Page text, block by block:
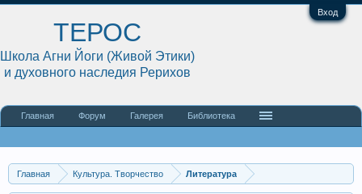
Вход
Главная Культура. Творчество Литература
ТЕРОС
Школа Агни Йоги (Живой Этики)
и духовного наследия Рерихов
Главная Форум Галерея Библиотека